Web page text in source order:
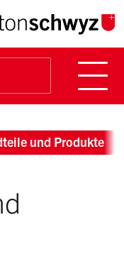
und Produkte